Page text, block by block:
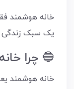
خانه هوشمند
یک سبک
🔵 چرا
خانه هوشمند